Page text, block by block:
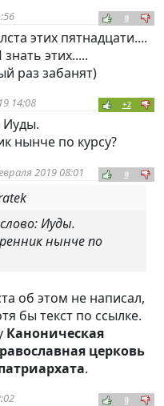
0
этих пятнадцати....
этих.....
раз забанят)
14:08 +2
Иуды.
нынче по курсу?
2019 08:01 0
Иуды.
нынче по
об этом не написал,
бы текст по ссылке.
Каноническая
церковь
.
0